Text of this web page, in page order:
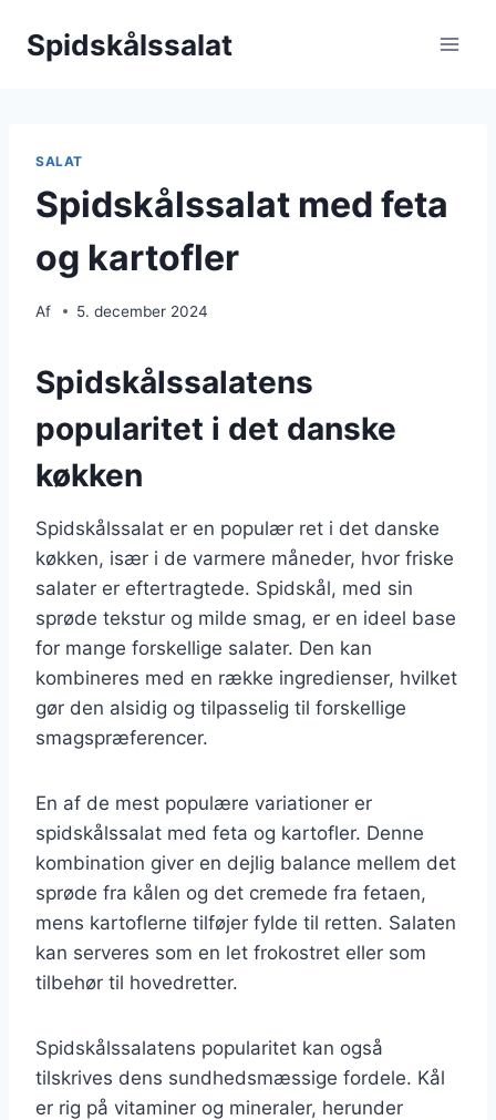
Spidskålssalat
SALAT
Spidskålssalat med feta
og kartofler
Af 5. december 2024
Spidskålssalatens
popularitet i det danske
køkken
Spidskålssalat er en populær ret i det danske
køkken, især i de varmere måneder, hvor friske
salater er eftertragtede. Spidskål, med sin
sprøde tekstur og milde smag, er en ideel base
for mange forskellige salater. Den kan
kombineres med en række ingredienser, hvilket
gør den alsidig og tilpasselig til forskellige
smagspræferencer.
En af de mest populære variationer er
spidskålssalat med feta og kartofler. Denne
kombination giver en dejlig balance mellem det
sprøde fra kålen og det cremede fra fetaen,
mens kartoflerne tilføjer fylde til retten. Salaten
kan serveres som en let frokostret eller som
tilbehør til hovedretter.
Spidskålssalatens popularitet kan også
tilskrives dens sundhedsmæssige fordele. Kål
er rig på vitaminer og mineraler, herunder